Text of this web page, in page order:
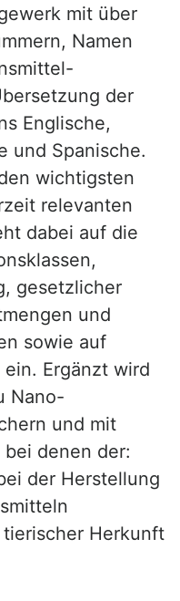
mit über
Namen
der
Englische,
und Spanische.
wichtigsten
relevanten
dabei auf die
gesetzlicher
und
sowie auf
Ergänzt wird
Nano-
und mit
denen der:
der Herstellung
Herkunft